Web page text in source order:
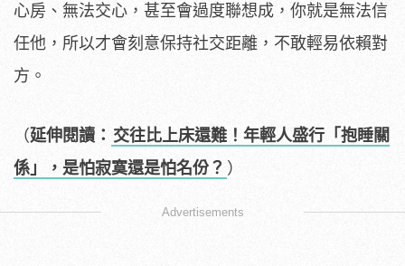
心房、無法交心，甚至會過度聯想成，你就是無法信
任他，所以才會刻意保持社交距離，不敢輕易依賴對
方。
（延伸閱讀： 交往比上床還難！年輕人盛行「抱睡關
係」，是怕寂寞還是怕名份？ ）
Advertisements